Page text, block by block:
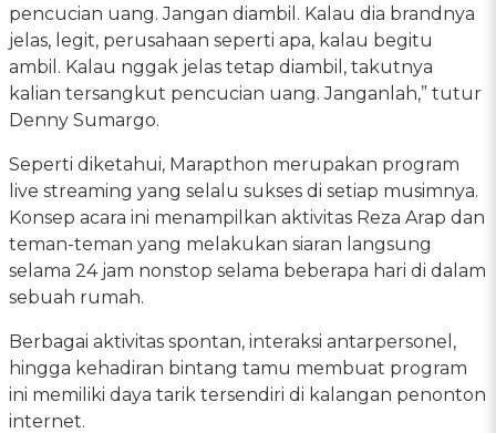
pencucian uang. Jangan diambil. Kalau dia brandnya
jelas, legit, perusahaan seperti apa, kalau begitu
ambil. Kalau nggak jelas tetap diambil, takutnya
kalian tersangkut pencucian uang. Janganlah,” tutur
Denny Sumargo.
Seperti diketahui, Marapthon merupakan program
live streaming yang selalu sukses di setiap musimnya.
Konsep acara ini menampilkan aktivitas Reza Arap dan
teman-teman yang melakukan siaran langsung
selama 24 jam nonstop selama beberapa hari di dalam
sebuah rumah.
Berbagai aktivitas spontan, interaksi antarpersonel,
hingga kehadiran bintang tamu membuat program
ini memiliki daya tarik tersendiri di kalangan penonton
internet.